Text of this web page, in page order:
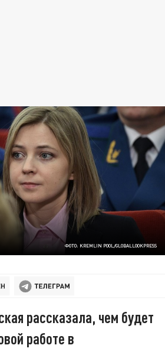
ФОТО: KREMLIN POOL/GLOBALLOOKPRESS
рассказала, чем будет
работе в